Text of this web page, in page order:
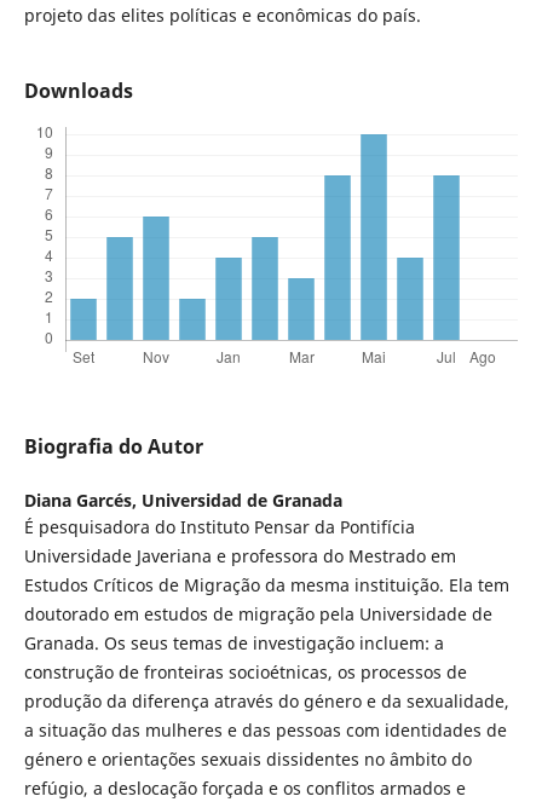
projeto das elites políticas e econômicas do país.
Downloads
Biografia do Autor
Diana Garcés, Universidad de Granada
É pesquisadora do Instituto Pensar da Pontifícia
Universidade Javeriana e professora do Mestrado em
Estudos Críticos de Migração da mesma instituição. Ela tem
doutorado em estudos de migração pela Universidade de
Granada. Os seus temas de investigação incluem: a
construção de fronteiras socioétnicas, os processos de
produção da diferença através do género e da sexualidade,
a situação das mulheres e das pessoas com identidades de
género e orientações sexuais dissidentes no âmbito do
refúgio, a deslocação forçada e os conflitos armados e